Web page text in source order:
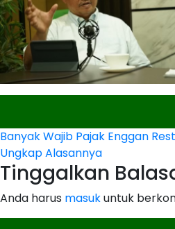
Navigasi
pos
Banyak Wajib Pajak Enggan
Ungkap Alasannya
Tinggalkan
Anda harus masukuntuk